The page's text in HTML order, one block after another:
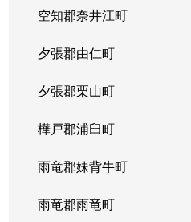
空知郡奈井江町
夕張郡由仁町
夕張郡栗山町
樺戸郡浦臼町
雨竜郡妹背牛町
雨竜郡雨竜町